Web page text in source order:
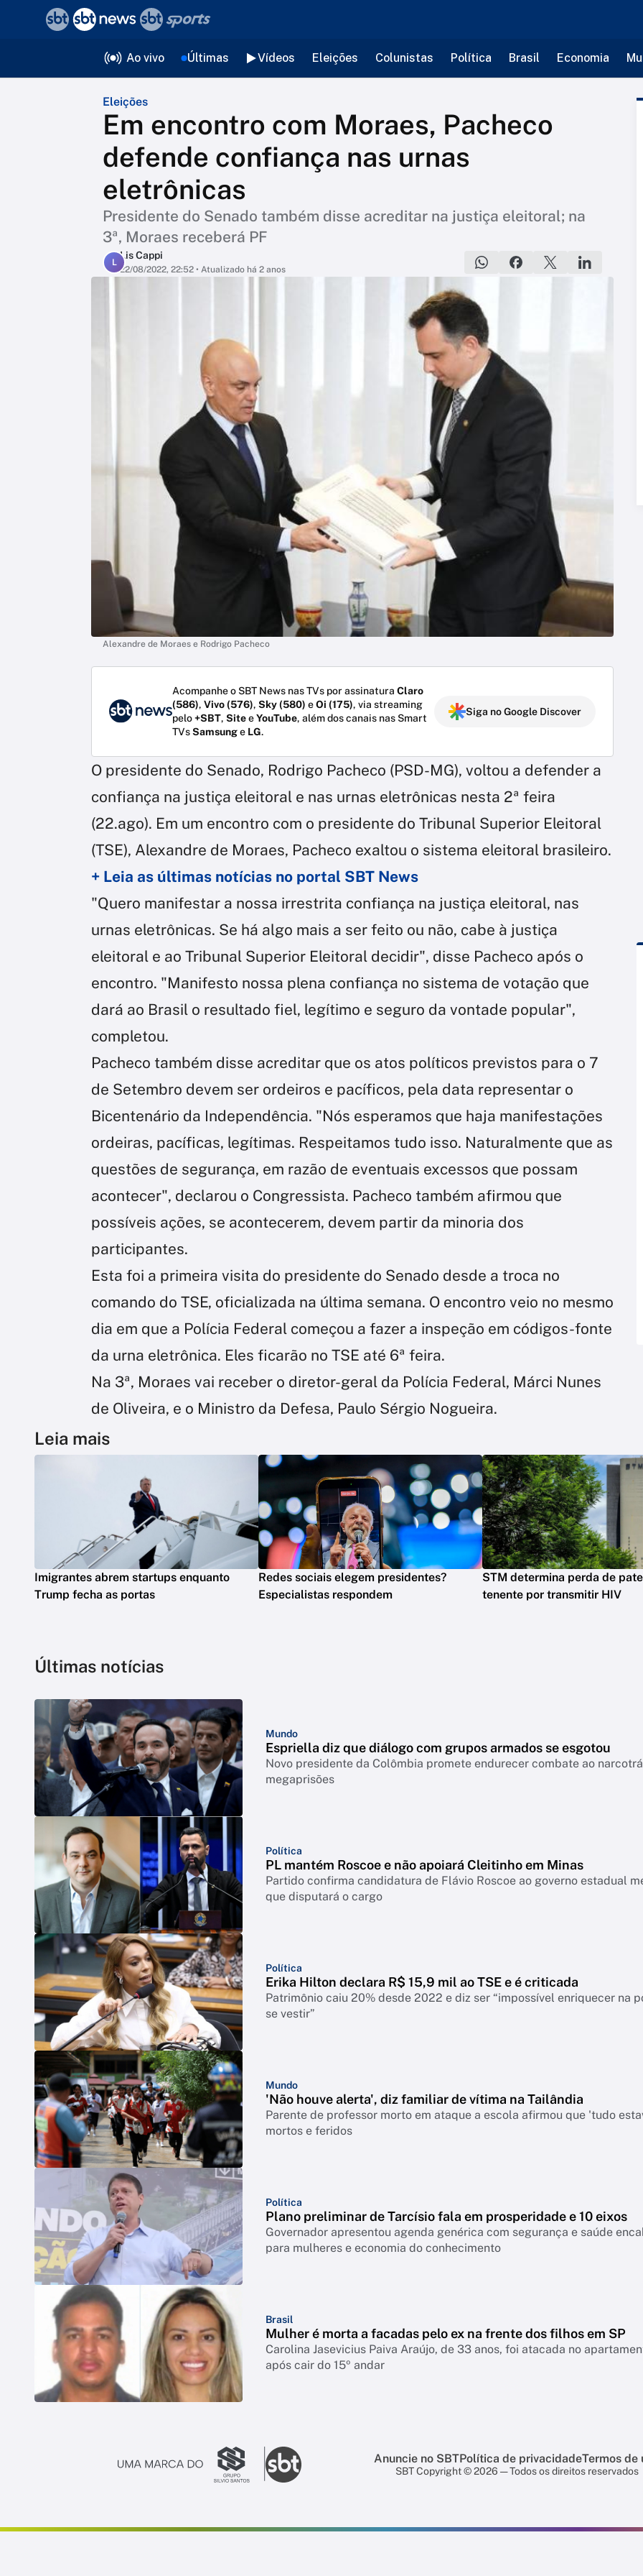
Ao vivo Últimas Vídeos Eleições Colunistas Política Brasil Economia
Eleições
Em encontro com Moraes, Pacheco
defende confiança nas urnas
eletrônicas
Presidente do Senado também disse acreditar na justiça eleitoral; na
3ª, Moraes receberá PF
L
Lis Cappi
22/08/2022, 22:52 • Atualizado há 2 anos
Alexandre de Moraes e Rodrigo Pacheco
Acompanhe o SBT News nas TVs por assinatura Claro
(586), Vivo (576), Sky (580) eOi (175), via streaming
pelo+SBT, SiteeYouTube, além dos canais nas Smart
TVsSamsunge LG.
Siga no Google Discover
O presidente do Senado, Rodrigo Pacheco (PSD-MG), voltou a defender a
confiança na justiça eleitoral e nas urnas eletrônicas nesta 2ª feira
(22.ago). Em um encontro com o presidente do Tribunal Superior Eleitoral
(TSE), Alexandre de Moraes, Pacheco exaltou o sistema eleitoral brasileiro.
+ Leia as últimas notícias no portal SBT News
"Quero manifestar a nossa irrestrita confiança na justiça eleitoral, nas
urnas eletrônicas. Se há algo mais a ser feito ou não, cabe à justiça
eleitoral e ao Tribunal Superior Eleitoral decidir", disse Pacheco após o
encontro. "Manifesto nossa plena confiança no sistema de votação que
dará ao Brasil o resultado fiel, legítimo e seguro da vontade popular",
completou.
Pacheco também disse acreditar que os atos políticos previstos para o 7
de Setembro devem ser ordeiros e pacíficos, pela data representar o
Bicentenário da Independência. "Nós esperamos que haja manifestações
ordeiras, pacíficas, legítimas. Respeitamos tudo isso. Naturalmente que as
questões de segurança, em razão de eventuais excessos que possam
acontecer", declarou o Congressista. Pacheco também afirmou que
possíveis ações, se acontecerem, devem partir da minoria dos
participantes.
Esta foi a primeira visita do presidente do Senado desde a troca no
comando do TSE, oficializada na última semana. O encontro veio no mesmo
dia em que a Polícia Federal começou a fazer a inspeção em códigos-fonte
da urna eletrônica. Eles ficarão no TSE até 6ª feira.
Na 3ª, Moraes vai receber o diretor-geral da Polícia Federal, Márci Nunes
de Oliveira, e o Ministro da Defesa, Paulo Sérgio Nogueira.
Leia mais
Imigrantes abrem startups enquanto
Trump fecha as portas
Redes sociais elegem presidentes?
Especialistas respondem
STM determina perda de
tenente por transmitir HIV
Últimas notícias
Mundo
Espriella diz que diálogo com grupos armados se esgotou
Novo presidente da Colômbia promete endurecer combate ao
megaprisões
Política
PL mantém Roscoe e não apoiará Cleitinho em Minas
Partido confirma candidatura de Flávio Roscoe ao governo estadual
que disputará o cargo
Política
Erika Hilton declara R$ 15,9 mil ao TSE e é criticada
Patrimônio caiu 20% desde 2022 e diz ser “impossível enriquecer na
se vestir”
Mundo
'Não houve alerta', diz familiar de vítima na Tailândia
Parente de professor morto em ataque a escola afirmou que 'tudo
mortos e feridos
Política
Plano preliminar de Tarcísio fala em prosperidade e 10 eixos
Governador apresentou agenda genérica com segurança e saúde
para mulheres e economia do conhecimento
Brasil
Mulher é morta a facadas pelo ex na frente dos filhos em SP
Carolina Jasevicius Paiva Araújo, de 33 anos, foi atacada no
após cair do 15º andar
Anuncie no SBTPolítica de privacidadeTermos de
SBT Copyright © 2026 — Todos os direitos reservados
voltar
Editorias